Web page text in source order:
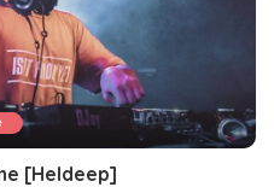
[Heldeep]